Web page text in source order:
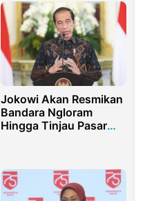
Jokowi Akan Resmikan
Bandara Ngloram
Hingga Tinjau Pasar